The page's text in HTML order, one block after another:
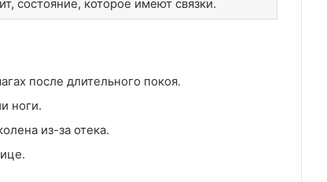
состояние, которое имеют связки.
после длительного покоя.
ноги.
из-за отека.